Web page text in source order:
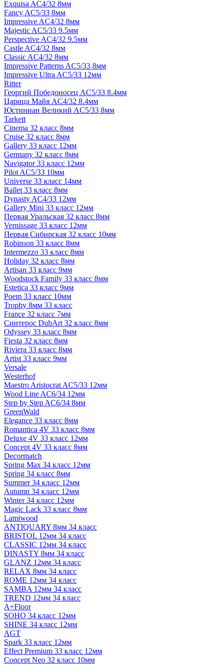
Exquisa AC4/32 8мм
Fancy AC5/33 8мм
Impressive AC4/32 8мм
Majestic AC5/33 9.5мм
Perspective AC4/32 9.5мм
Castle AC4/32 8мм
Classic AC4/32 8мм
Impressive Patterns AC5/33 8мм
Impressive Ultra AC5/33 12мм
Ritter
Георгий Победоносец AC5/33 8.4мм
Царица Майя AC4/32 8.4мм
Юстиниан Великий AC5/33 8мм
Tarkett
Cinema 32 класс 8мм
Cruise 32 класс 8мм
Gallery 33 класс 12мм
Germany 32 класс 8мм
Navigator 33 класс 12мм
Pilot AC5/33 10мм
Universe 33 класс 14мм
Ballet 33 класс 8мм
Dynasty AC4/33 12мм
Gallery Mini 33 класс 12мм
Первая Уральская 32 класс 8мм
Vernissage 33 класс 12мм
Первая Сибирская 32 класс 10мм
Robinson 33 класс 8мм
Intermezzo 33 класс 8мм
Holiday 32 класс 8мм
Artisan 33 класс 9мм
Woodstock Family 33 класс 8мм
Estetica 33 класс 9мм
Poem 33 класс 10мм
Trophy 8мм 33 класс
France 32 класс 7мм
Синтерос DubArt 32 класс 8мм
Odyssey 33 класс 8мм
Fiesta 32 класс 8мм
Riviera 33 класс 8мм
Artist 33 класс 9мм
Versale
Westerhof
Maestro Aristocrat AC5/33 12мм
Wood Line AC6/34 12мм
Step by Step AC6/34 8мм
GreenWald
Elegance 33 класс 8мм
Romantica 4V 33 класс 8мм
Deluxe 4V 33 класс 12мм
Concept 4V 33 класс 8мм
Decormatch
Spring Max 34 класс 12мм
Spring 34 класс 8мм
Summer 34 класс 12мм
Autumn 34 класс 12мм
Winter 34 класс 12мм
Magic Lack 33 класс 8мм
Lamiwood
ANTIQUARY 8мм 34 класс
BRISTOL 12мм 34 класс
CLASSIC 12мм 34 класс
DINASTY 8мм 34 класс
GLANZ 12мм 34 класс
RELAX 8мм 34 класс
ROME 12мм 34 класс
SAMBA 12мм 34 класс
TREND 12мм 34 класс
A+Floor
SOHO 34 класс 12мм
SHINE 34 класс 12мм
AGT
Spark 33 класс 12мм
Effect Premium 33 класс 12мм
Concept Neo 32 класс 10мм